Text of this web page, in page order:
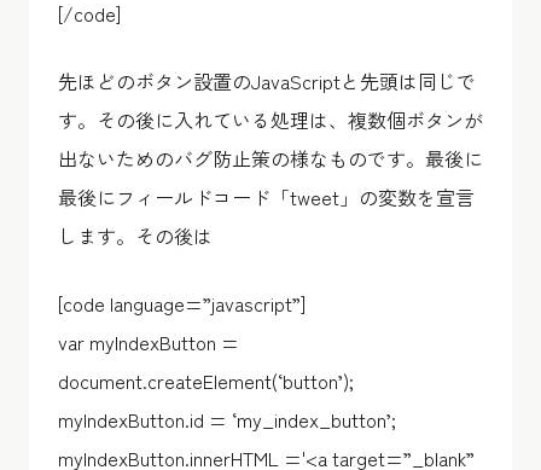
[/code]
先ほどのボタン設置のJavaScriptと先頭は同じで
す。その後に入れている処理は、複数個ボタンが
出ないためのバグ防止策の様なものです。最後に
最後にフィールドコード「tweet」の変数を宣言
します。その後は
[code language=”javascript”]
var myIndexButton =
document.createElement(‘button’);
myIndexButton.id = ‘my_index_button’;
myIndexButton.innerHTML ='<a target=”_blank”